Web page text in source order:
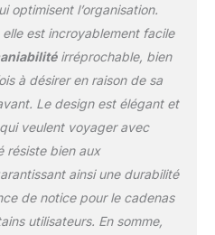
optimisent l’organisation.
est incroyablement facile
irréprochable, bien
à désirer en raison de sa
Le design est élégant et
veulent voyager avec
résiste bien aux
ainsi une durabilité
de notice pour le cadenas
utilisateurs. En somme,